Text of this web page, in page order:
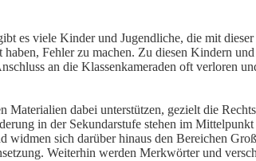
es viele Kinder und Jugendliche, die mit
Fehler zu machen. Zu diesen Kindern
an die Klassenkameraden oft verloren
dabei unterstützen, gezielt die
in der Sekundarstufe stehen im
sich darüber hinaus den Bereichen
Weiterhin werden Merkwörter und